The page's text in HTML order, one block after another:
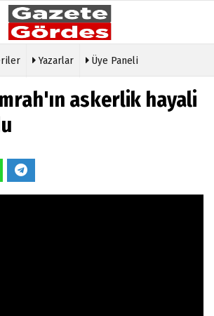
Durumu
Gazete
Manşetleri
Biyografiler
Yazarları
İletişim
Yazarlar Üye Paneli
askerlik hayali